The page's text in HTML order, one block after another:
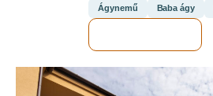
Ágynemű Baba ágy